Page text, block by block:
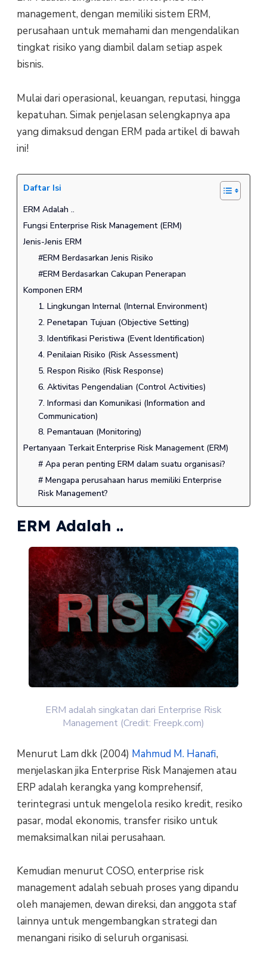
management, dengan memiliki sistem ERM,
perusahaan untuk memahami dan mengendalikan
tingkat risiko yang diambil dalam setiap aspek
bisnis.
Mulai dari operasional, keuangan, reputasi, hingga
kepatuhan. Simak penjelasan selengkapnya apa
yang dimaksud dengan ERM pada artikel di bawah
ini!
Daftar Isi
ERM Adalah ..
Fungsi Enterprise Risk Management (ERM)
Jenis-Jenis ERM
#ERM Berdasarkan Jenis Risiko
#ERM Berdasarkan Cakupan Penerapan
Komponen ERM
1. Lingkungan Internal (Internal Environment)
2. Penetapan Tujuan (Objective Setting)
3. Identifikasi Peristiwa (Event Identification)
4. Penilaian Risiko (Risk Assessment)
5. Respon Risiko (Risk Response)
6. Aktivitas Pengendalian (Control Activities)
7. Informasi dan Komunikasi (Information and
Communication)
8. Pemantauan (Monitoring)
Pertanyaan Terkait Enterprise Risk Management (ERM)
# Apa peran penting ERM dalam suatu organisasi?
# Mengapa perusahaan harus memiliki Enterprise
Risk Management?
ERM Adalah ..
ERM adalah singkatan dari Enterprise Risk
Management (Credit: Freepk.com)
Menurut Lam dkk (2004) Mahmud M. Hanafi,
menjelaskan jika Enterprise Risk Manajemen atau
ERP adalah kerangka yang komprehensif,
terintegrasi untuk mengelola resiko kredit, resiko
pasar, modal ekonomis, transfer risiko untuk
memaksimalkan nilai perusahaan.
Kemudian menurut COSO, enterprise risk
management adalah sebuah proses yang dipandu
oleh manajemen, dewan direksi, dan anggota staf
lainnya untuk mengembangkan strategi dan
menangani risiko di seluruh organisasi.